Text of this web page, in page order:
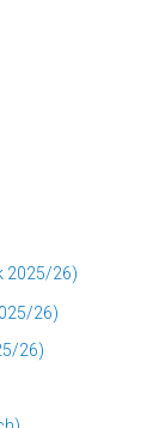
2025/26)
26)
26)